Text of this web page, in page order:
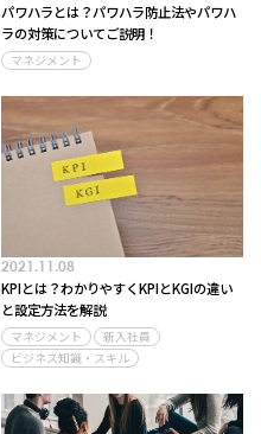
パワハラとは？パワハラ防止法やパワハ
ラの対策についてご説明！
マネジメント
2021.11.08
KPIとは？わかりやすくKPIとKGIの違い
と設定方法を解説
マネジメント
新入社員
ビジネス知識・スキル